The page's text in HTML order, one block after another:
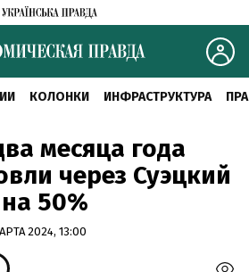
КОЛОНКИ ИНФРАСТРУКТУРА
месяца года
через Суэцкий
50%
2024, 13:00